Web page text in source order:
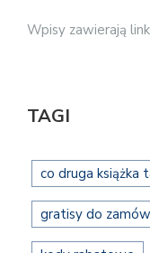
Wpisy zawierają
TAGI
co druga książka
gratisy do